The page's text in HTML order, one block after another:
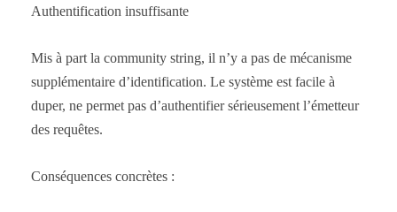
Authentification insuffisante
Mis à part la community string, il n’y a pas de mécanisme
supplémentaire d’identification. Le système est facile à
duper, ne permet pas d’authentifier sérieusement l’émetteur
des requêtes.
Conséquences concrètes :